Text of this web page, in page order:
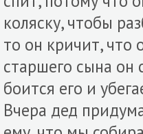
коляску, чтобы
то он кричит, что
старшего сына он
боится его и
Вчера дед